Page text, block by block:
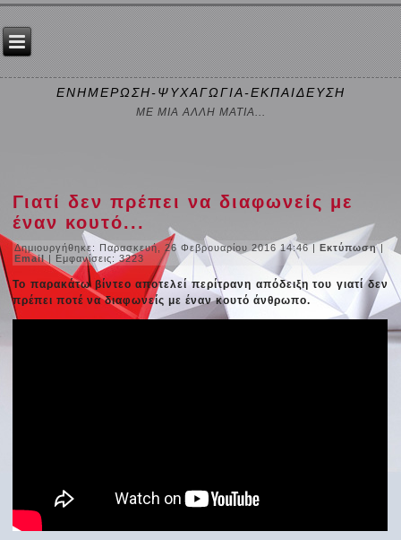
ΕΝΗΜΕΡΩΣΗ-ΨΥΧΑΓΩΓΙΑ-ΕΚΠΑΙΔΕΥΣΗ
ΜΕ ΜΙΑ ΑΛΛΗ ΜΑΤΙΑ...
Γιατί δεν πρέπει να διαφωνείς με
έναν κουτό...
Δημιουργήθηκε: Παρασκευή, 26 Φεβρουαρίου 2016 14:46|Εκτύπωση|
Email | Εμφανίσεις: 3223
Το παρακάτω βίντεο αποτελεί περίτρανη απόδειξη του γιατί δεν
πρέπει ποτέ να διαφωνείς με έναν κουτό άνθρωπο.